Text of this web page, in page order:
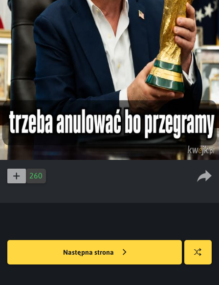
260
Następna strona